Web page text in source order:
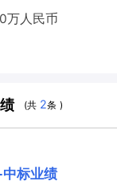
万人民币
(共 2条 )
中标业绩